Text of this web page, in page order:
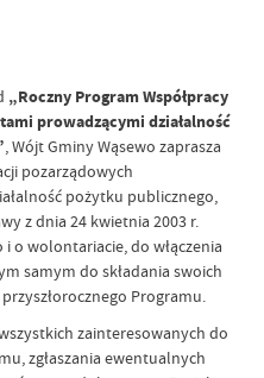
„Roczny Program Współpracy
prowadzącymi działalność
, Wójt Gminy Wąsewo zaprasza
pozarządowych
pożytku publicznego,
z dnia 24 kwietnia 2003 r.
o wolontariacie, do włączenia
samym do składania swoich
Programu.
zainteresowanych do
zgłaszania ewentualnych